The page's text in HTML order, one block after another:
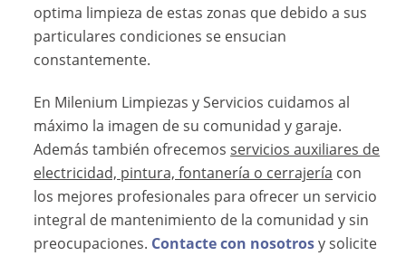
optima limpieza de estas zonas que debido a sus
particulares condiciones se ensucian
constantemente.
En Milenium Limpiezas y Servicios cuidamos al
máximo la imagen de su comunidad y garaje.
Además también ofrecemosservicios auxiliares de
electricidad, pintura, fontanería o cerrajería con
los mejores profesionales para ofrecer un servicio
integral de mantenimiento de la comunidad y sin
preocupaciones. Contacte con nosotrosy solicite